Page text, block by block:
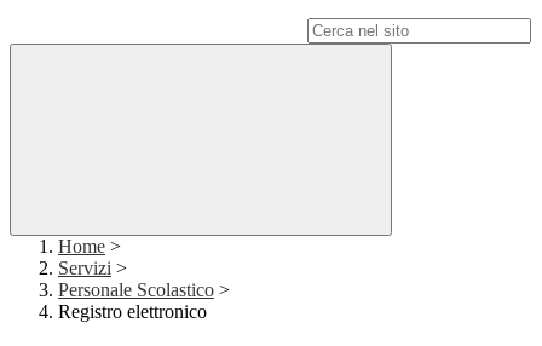
Home >
Servizi >
Personale Scolastico >
Registro elettronico